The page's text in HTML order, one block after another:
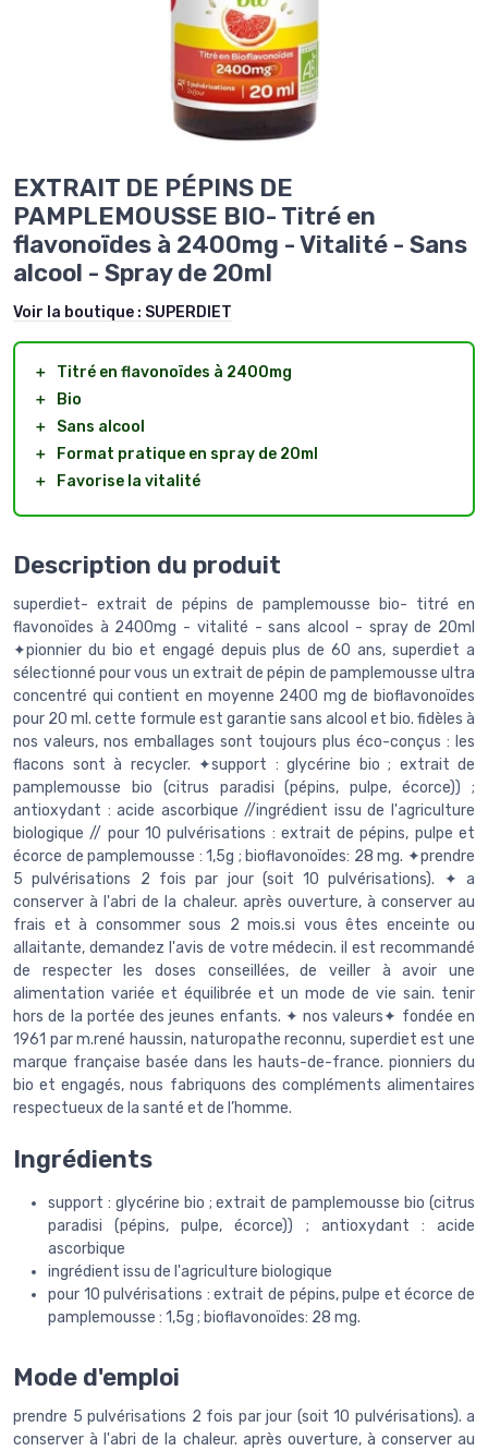
EXTRAIT DE PÉPINS DE
PAMPLEMOUSSE BIO- Titré en
flavonoïdes à 2400mg - Vitalité - Sans
alcool - Spray de 20ml
Voir la boutique : SUPERDIET
＋
Titré en flavonoïdes à 2400mg
＋
Bio
＋
Sans alcool
＋
Format pratique en spray de 20ml
＋
Favorise la vitalité
Description du produit
superdiet- extrait de pépins de pamplemousse bio- titré en
flavonoïdes à 2400mg - vitalité - sans alcool - spray de 20ml
✦pionnier du bio et engagé depuis plus de 60 ans, superdiet a
sélectionné pour vous un extrait de pépin de pamplemousse ultra
concentré qui contient en moyenne 2400 mg de bioflavonoïdes
pour 20 ml. cette formule est garantie sans alcool et bio. fidèles à
nos valeurs, nos emballages sont toujours plus éco-conçus : les
flacons sont à recycler. ✦support : glycérine bio ; extrait de
pamplemousse bio (citrus paradisi (pépins, pulpe, écorce)) ;
antioxydant : acide ascorbique //ingrédient issu de l'agriculture
biologique // pour 10 pulvérisations : extrait de pépins, pulpe et
écorce de pamplemousse : 1,5g ; bioflavonoïdes: 28 mg. ✦prendre
5 pulvérisations 2 fois par jour (soit 10 pulvérisations). ✦ a
conserver à l'abri de la chaleur. après ouverture, à conserver au
frais et à consommer sous 2 mois.si vous êtes enceinte ou
allaitante, demandez l'avis de votre médecin. il est recommandé
de respecter les doses conseillées, de veiller à avoir une
alimentation variée et équilibrée et un mode de vie sain. tenir
hors de la portée des jeunes enfants. ✦ nos valeurs✦ fondée en
1961 par m.rené haussin, naturopathe reconnu, superdiet est une
marque française basée dans les hauts-de-france. pionniers du
bio et engagés, nous fabriquons des compléments alimentaires
respectueux de la santé et de l’homme.
Ingrédients
support : glycérine bio ; extrait de pamplemousse bio (citrus
paradisi (pépins, pulpe, écorce)) ; antioxydant : acide
ascorbique
ingrédient issu de l'agriculture biologique
pour 10 pulvérisations : extrait de pépins, pulpe et écorce de
pamplemousse : 1,5g ; bioflavonoïdes: 28 mg.
Mode d'emploi
prendre 5 pulvérisations 2 fois par jour (soit 10 pulvérisations). a
conserver à l'abri de la chaleur. après ouverture, à conserver au